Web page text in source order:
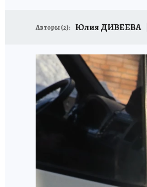
Авторы (2): Юлия ДИВЕЕВА